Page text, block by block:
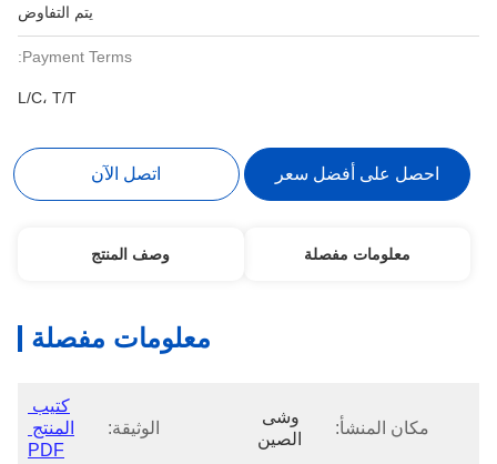
يتم التفاوض
Payment Terms:
L/C، T/T
احصل على أفضل سعر اتصل الآن
معلومات مفصلة وصف المنتج
معلومات مفصلة
مكان المنشأ:
الصين
الوثيقة:
كتيب
المنتج
PDF